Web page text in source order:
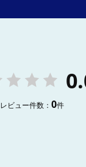
レビュー件数： 0件